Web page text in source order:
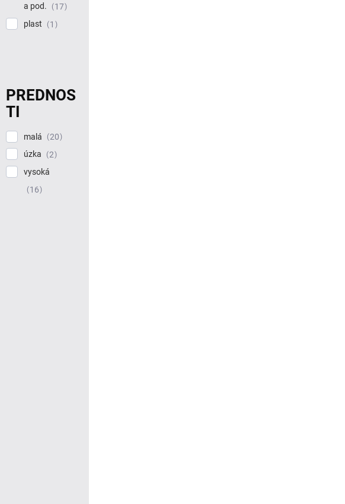
a pod.
17
plast
1
PREDNOS
TI
malá
20
úzka
2
vysoká
16